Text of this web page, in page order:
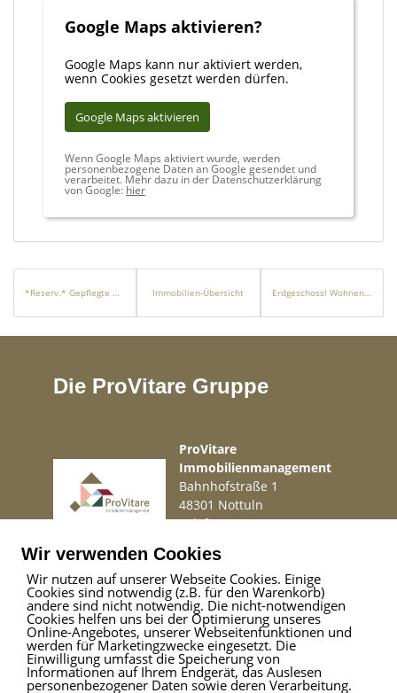
Google Maps aktivieren?
Google Maps kann nur aktiviert werden,
wenn Cookies gesetzt werden dürfen.
Google Maps aktivieren
Wenn Google Maps aktiviert wurde, werden
personenbezogene Daten an Google gesendet und
verarbeitet. Mehr dazu in der Datenschutzerklärung
von Google: hier
*Reserv.* Gepflegte Doppelhaushälfte mit Kamin in ruhiger und naturnaher Lage! Immobilien-Übersicht Erdgeschoss! Wohnen im Neubau – sorgenfrei und modern!
Die ProVitare Gruppe
ProVitare
Immobilienmanagement
Bahnhofstraße 1
48301 Nottuln
Telefon02509 99 49 871
Impressum|Haftungsausschluss|Datenschutz
ProVitare Commercial
GmbH
Wir verwenden Cookies
Wir nutzen auf unserer Webseite Cookies. Einige
Cookies sind notwendig (z.B. für den Warenkorb)
andere sind nicht notwendig. Die nicht-notwendigen
Cookies helfen uns bei der Optimierung unseres
Online-Angebotes, unserer Webseitenfunktionen und
werden für Marketingzwecke eingesetzt. Die
Einwilligung umfasst die Speicherung von
Informationen auf Ihrem Endgerät, das Auslesen
personenbezogener Daten sowie deren Verarbeitung.